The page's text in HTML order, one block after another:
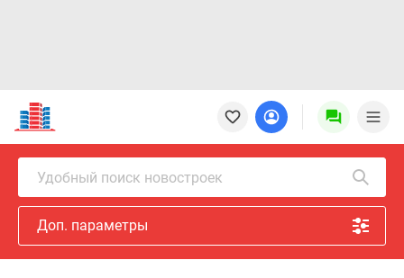
Новостройки
Квартиры
Ипотека
Новостройки
Москвы
Новостройки
Подмосковья
Новостройки
Удобный поиск новостроек
Доп. параметры